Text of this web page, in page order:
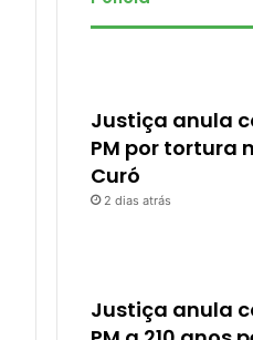
Justiça anula
PM por tortura
Curó
2 dias atrás
Justiça anula